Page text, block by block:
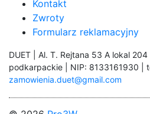
Kontakt
Zwroty
Formularz reklamacyjny
DUET | Al. T. Rejtana 53 A lokal
podkarpackie | NIP: 8133161930 |
zamowienia.duet@gmail.com